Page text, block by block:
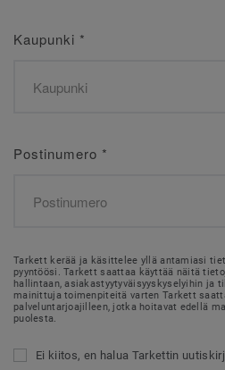
Kaupunki *
Postinumero *
Tarkett kerää ja käsittelee yllä antamiasi
pyyntöösi. Tarkett saattaa käyttää näitä
hallintaan, asiakastyytyväisyyskyselyihin ja
mainittuja toimenpiteitä varten Tarkett
palveluntarjoajilleen, jotka hoitavat edellä
puolesta.
Ei kiitos, en halua Tarkettin